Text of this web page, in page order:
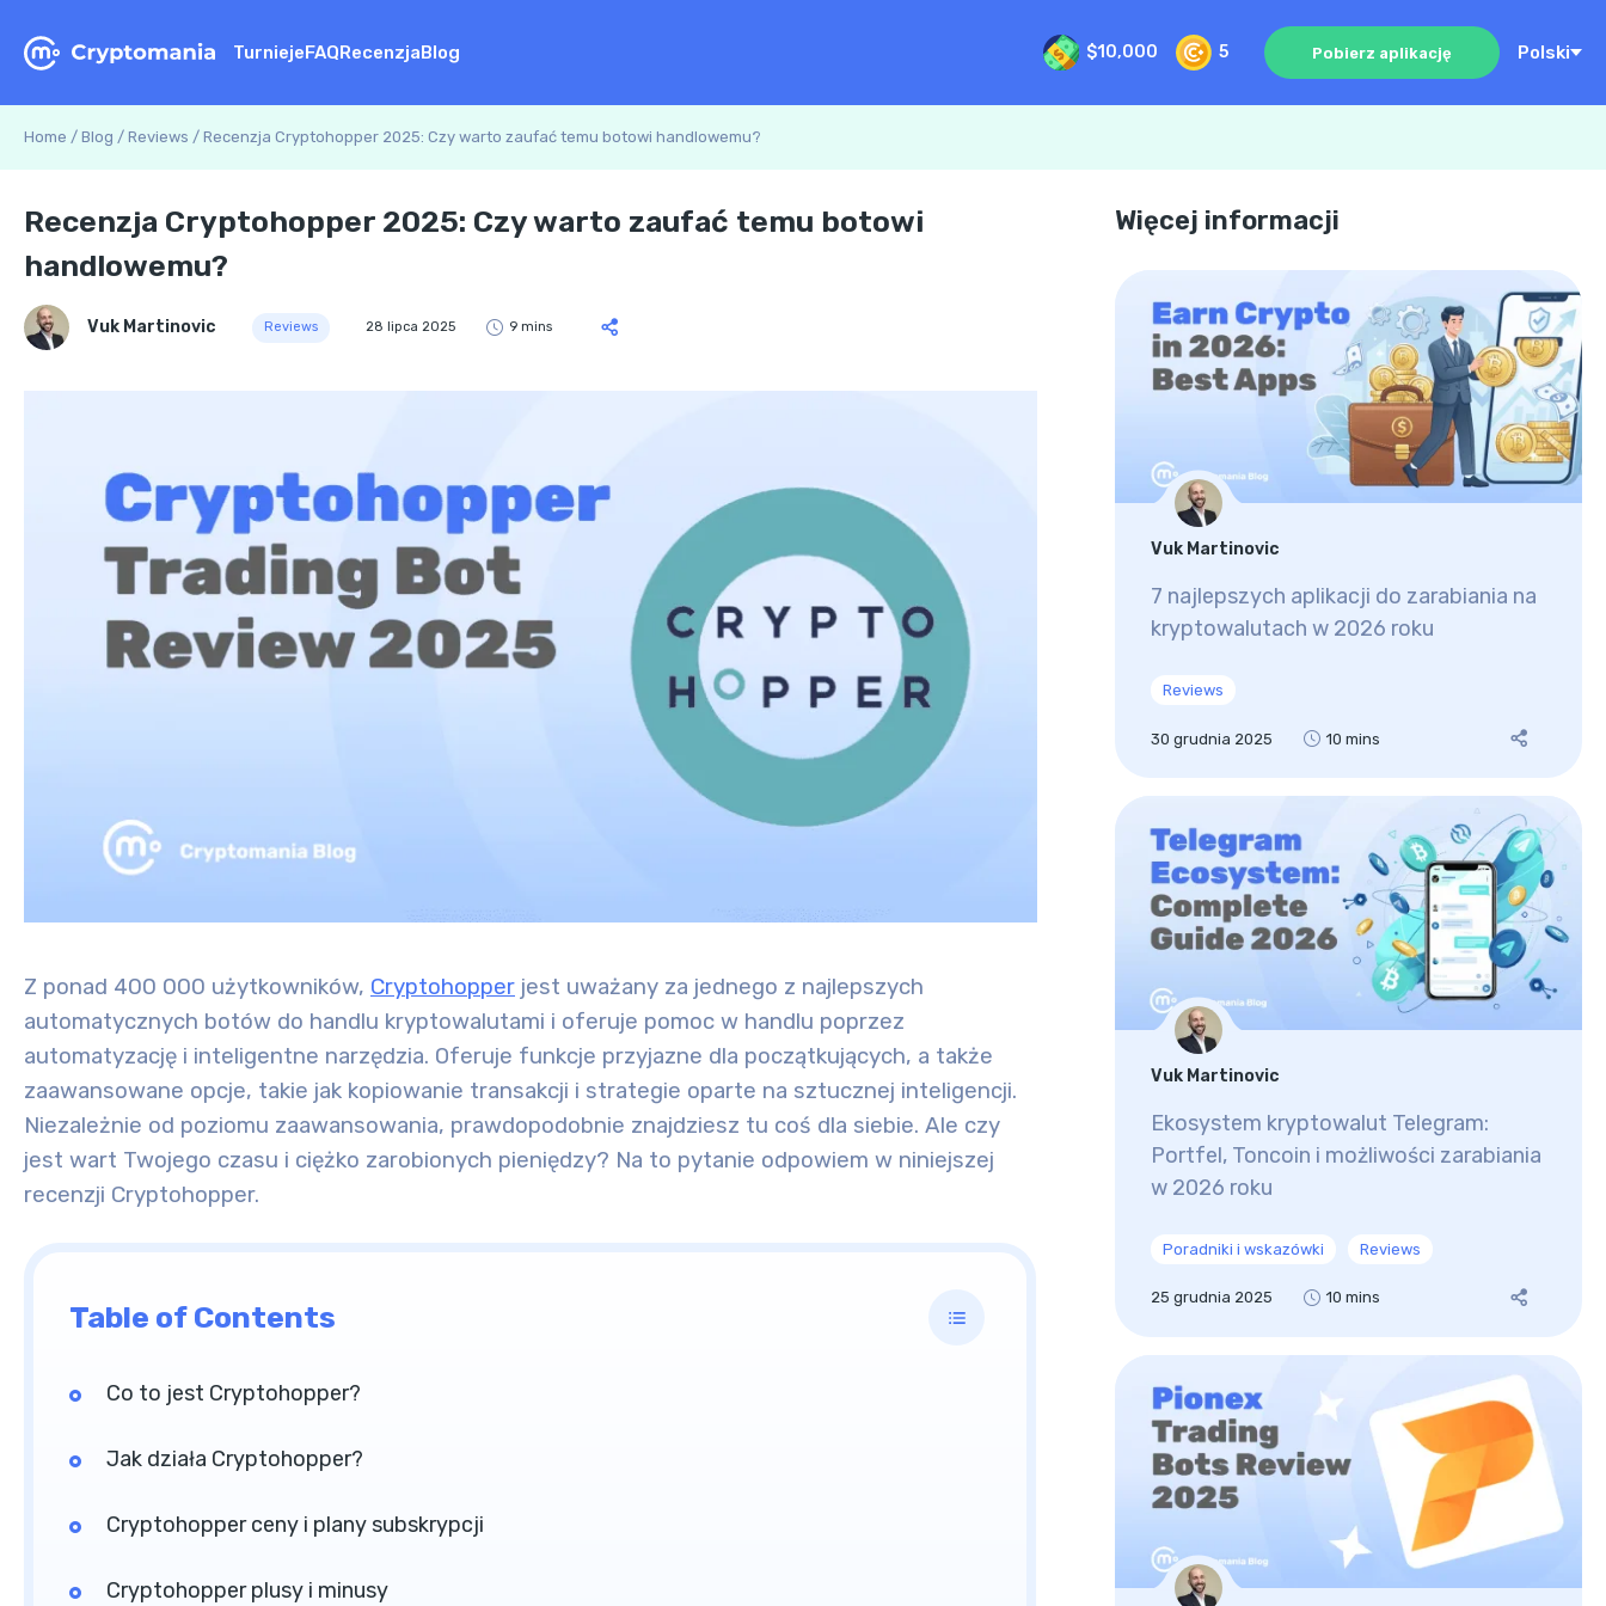
TurniejeFAQRecenzjaBlog $10,000 5 Pobierz aplikację Polski
Home / Blog / Reviews / Recenzja Cryptohopper 2025: Czy warto zaufać temu botowi handlowemu?
Recenzja Cryptohopper 2025: Czy warto zaufać temu botowi
handlowemu?
Vuk Martinovic Reviews 28 lipca 2025 9 mins
Z ponad 400 000 użytkowników, Cryptohopper jest uważany za jednego z najlepszych
automatycznych botów do handlu kryptowalutami i oferuje pomoc w handlu poprzez
automatyzację i inteligentne narzędzia. Oferuje funkcje przyjazne dla początkujących, a także
zaawansowane opcje, takie jak kopiowanie transakcji i strategie oparte na sztucznej inteligencji.
Niezależnie od poziomu zaawansowania, prawdopodobnie znajdziesz tu coś dla siebie. Ale czy
jest wart Twojego czasu i ciężko zarobionych pieniędzy? Na to pytanie odpowiem w niniejszej
recenzji Cryptohopper.
Table of Contents
Co to jest Cryptohopper?
Jak działa Cryptohopper?
Cryptohopper ceny i plany subskrypcji
Cryptohopper plusy i minusy
Więcej informacji
Vuk Martinovic
7 najlepszych aplikacji do zarabiania na
kryptowalutach w 2026 roku
Reviews
30 grudnia 2025 10 mins
Vuk Martinovic
Ekosystem kryptowalut Telegram:
Portfel, Toncoin i możliwości zarabiania
w 2026 roku
Poradniki i wskazówki Reviews
25 grudnia 2025 10 mins